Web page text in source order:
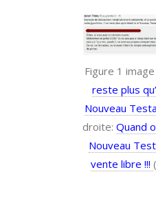
Figure 1
reste plus
Nouveau
droite: Quand
Nouveau
vente libre !!!